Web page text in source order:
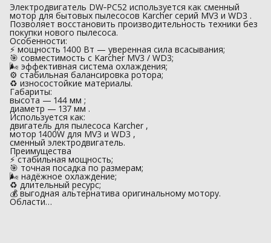
Электродвигатель DW‑PC52 используется как сменный
мотор для бытовых пылесосов Karcher серий MV3 и WD3 .
Позволяет восстановить производительность техники без
покупки нового пылесоса.
Особенности:
⚡ мощность 1400 Вт — уверенная сила всасывания;
🎯 совместимость с Karcher MV3 / WD3;
🌬 эффективная система охлаждения;
⚙️ стабильная балансировка ротора;
♻️ износостойкие материалы.
Габариты:
высота — 144 мм ;
диаметр — 137 мм .
Используется как:
двигатель для пылесоса Karcher ,
мотор 1400W для MV3 и WD3 ,
сменный электродвигатель.
Преимущества
⚡ стабильная мощность;
🎯 точная посадка по размерам;
🌬 надёжное охлаждение;
♻️ длительный ресурс;
💰 выгодная альтернатива оригинальному мотору.
Области…